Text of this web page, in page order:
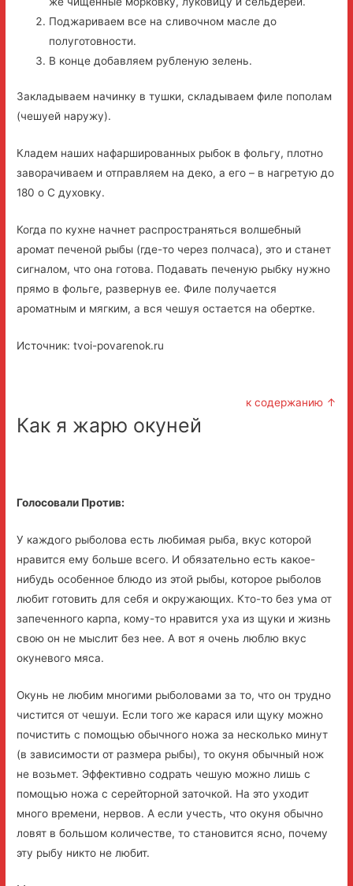
Поджариваем все на сливочном масле до
полуготовности.
В конце добавляем рубленую зелень.
Закладываем начинку в тушки, складываем филе пополам
(чешуей наружу).
Кладем наших нафаршированных рыбок в фольгу, плотно
заворачиваем и отправляем на деко, а его – в нагретую до
180 о С духовку.
Когда по кухне начнет распространяться волшебный
аромат печеной рыбы (где-то через полчаса), это и станет
сигналом, что она готова. Подавать печеную рыбку нужно
прямо в фольге, развернув ее. Филе получается
ароматным и мягким, а вся чешуя остается на обертке.
Источник: tvoi-povarenok.ru
к содержанию ↑
Как я жарю окуней
Голосовали Против:
У каждого рыболова есть любимая рыба, вкус которой
нравится ему больше всего. И обязательно есть какое-
нибудь особенное блюдо из этой рыбы, которое рыболов
любит готовить для себя и окружающих. Кто-то без ума от
запеченного карпа, кому-то нравится уха из щуки и жизнь
свою он не мыслит без нее. А вот я очень люблю вкус
окуневого мяса.
Окунь не любим многими рыболовами за то, что он трудно
чистится от чешуи. Если того же карася или щуку можно
почистить с помощью обычного ножа за несколько минут
(в зависимости от размера рыбы), то окуня обычный нож
не возьмет. Эффективно содрать чешую можно лишь с
помощью ножа с серейторной заточкой. На это уходит
много времени, нервов. А если учесть, что окуня обычно
ловят в большом количестве, то становится ясно, почему
эту рыбу никто не любит.